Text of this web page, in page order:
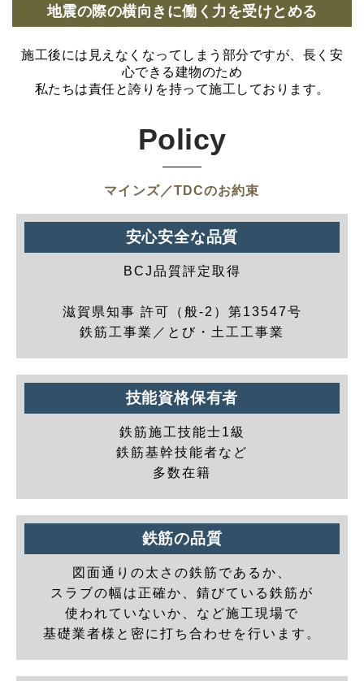
地震の際の横向きに働く力を受けとめる
施工後には見えなくなってしまう部分ですが、長く安
心できる建物のため
私たちは責任と誇りを持って施工しております。
Policy
マインズ／TDCのお約束
安心安全な品質
BCJ品質評定取得
滋賀県知事 許可（般-2）第13547号
鉄筋工事業／とび・土工工事業
技能資格保有者
鉄筋施工技能士1級
鉄筋基幹技能者など
多数在籍
鉄筋の品質
図面通りの太さの鉄筋であるか、
スラブの幅は正確か、錆びている鉄筋が
使われていないか、など施工現場で
基礎業者様と密に打ち合わせを行います。